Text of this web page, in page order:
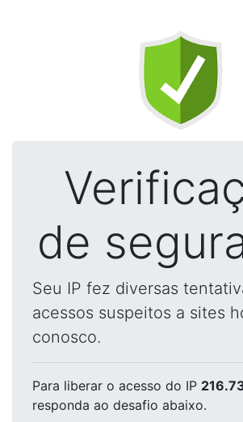
de
Seu IP fez diversas
acessos suspeitos a sites
conosco.
Para liberar o acesso do IP
responda ao desafio abaixo.